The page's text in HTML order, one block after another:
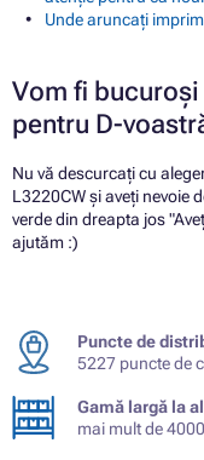
Unde aruncați
Vom fi
pentru D-
Nu vă descurcați cu
L3220CW și aveți nevoie
verde din dreapta jos
ajutăm :)
Puncte de
5227 puncte de
Gamă largă la
mai mult de